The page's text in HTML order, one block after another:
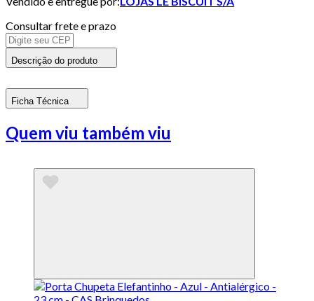
Consultar frete e prazo
Descrição do produto
Ficha Técnica
Quem viu também viu